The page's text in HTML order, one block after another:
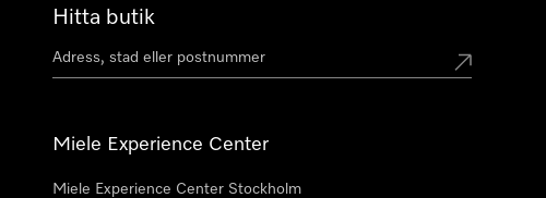
Hitta butik
Miele Experience Center
Miele Experience Center Stockholm